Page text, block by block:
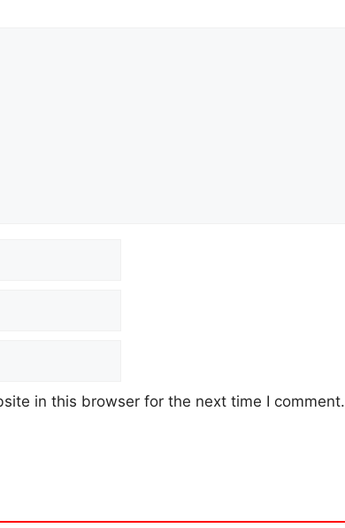
in this browser for the next time I comment.